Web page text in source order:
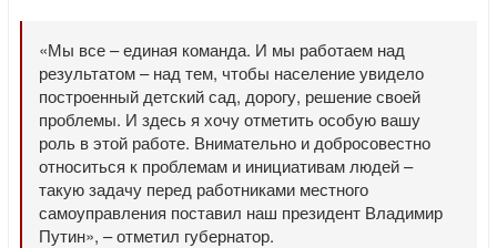
«Мы все – единая команда. И мы работаем над
результатом – над тем, чтобы население увидело
построенный детский сад, дорогу, решение своей
проблемы. И здесь я хочу отметить особую вашу
роль в этой работе. Внимательно и добросовестно
относиться к проблемам и инициативам людей –
такую задачу перед работниками местного
самоуправления поставил наш президент Владимир
Путин», – отметил губернатор.